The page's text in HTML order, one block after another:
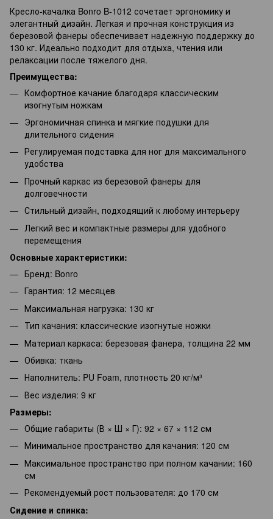
Кресло-качалка Bonro B-1012 сочетает эргономику и
элегантный дизайн. Легкая и прочная конструкция из
березовой фанеры обеспечивает надежную поддержку до
130 кг. Идеально подходит для отдыха, чтения или
релаксации после тяжелого дня.
Преимущества:
Комфортное качание благодаря классическим
изогнутым ножкам
Эргономичная спинка и мягкие подушки для
длительного сидения
Регулируемая подставка для ног для максимального
удобства
Прочный каркас из березовой фанеры для
долговечности
Стильный дизайн, подходящий к любому интерьеру
Легкий вес и компактные размеры для удобного
перемещения
Основные характеристики:
Бренд: Bonro
Гарантия: 12 месяцев
Максимальная нагрузка: 130 кг
Тип качания: классические изогнутые ножки
Материал каркаса: березовая фанера, толщина 22 мм
Обивка: ткань
Наполнитель: PU Foam, плотность 20 кг/м³
Вес изделия: 9 кг
Размеры:
Общие габариты (В × Ш × Г): 92 × 67 × 112 см
Минимальное пространство для качания: 120 см
Максимальное пространство при полном качании: 160
см
Рекомендуемый рост пользователя: до 170 см
Сидение и спинка: